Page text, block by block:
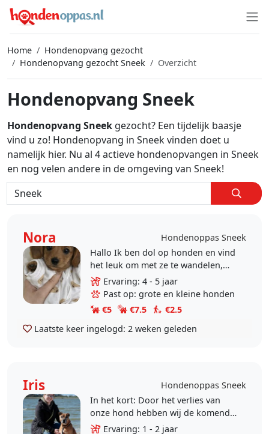
Home
Hondenopvang gezocht
Hondenopvang gezocht Sneek
Overzicht
Hondenopvang Sneek
Hondenopvang Sneek gezocht? Een tijdelijk baasje
vind u zo! Hondenopvang in Sneek vinden doet u
namelijk hier. Nu al 4 actieve hondenopvangen in Sneek
en nog velen andere in de omgeving van Sneek!
Nora
Hondenoppas Sneek
Hallo Ik ben dol op honden en vind
het leuk om met ze te wandelen,
spelen en voor ze te zorgen. Ik ben
verantwoordelijk, geduldig en geef
dieren..
Ervaring: 4 - 5 jaar
Past op: grote en kleine honden
€5
€7.5
€2.5
Laatste keer ingelogd: 2 weken geleden
Iris
Hondenoppas Sneek
In het kort: Door het verlies van
onze hond hebben wij de komende
tijd plek om op een hond te passen
Ervaring: 1 - 2 jaar